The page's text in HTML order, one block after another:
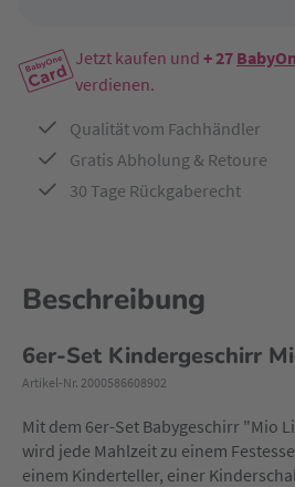
Jetzt kaufen und + 27
verdienen.
Qualität vom Fachhändler
Gratis Abholung & Retoure
30 Tage Rückgaberecht
Beschreibung
6er-Set Kindergeschirr
Artikel-Nr. 2000586608902
Mit dem 6er-Set Babygeschirr "Mio
wird jede Mahlzeit zu einem
einem Kinderteller, einer